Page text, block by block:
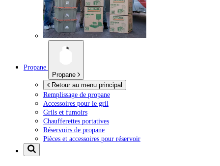
Propane
Propane
Retour au menu principal
Remplissage de propane
Accessoires pour le gril
Grils et fumoirs
Chaufferettes portatives
Réservoirs de propane
Pièces et accessoires pour réservoir